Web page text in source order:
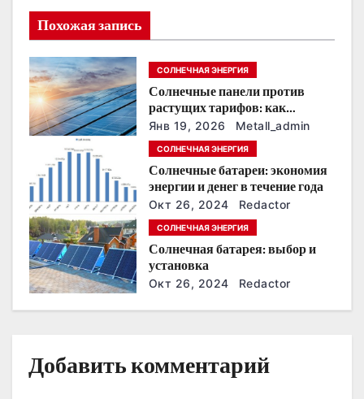
и
я
п
о
а
п
и
с
я
Похожая запись
СОЛНЕЧНАЯ ЭНЕРГИЯ
Солнечные панели против
растущих тарифов: как
сохранить
энергонезависимость в
ближайшие годы
Янв 19, 2026 Metall_admin
СОЛНЕЧНАЯ ЭНЕРГИЯ
Солнечные батареи: экономия
энергии и денег в течение года
Окт 26, 2024 Redactor
СОЛНЕЧНАЯ ЭНЕРГИЯ
Солнечная батарея: выбор и
установка
Окт 26, 2024 Redactor
Добавить комментарий